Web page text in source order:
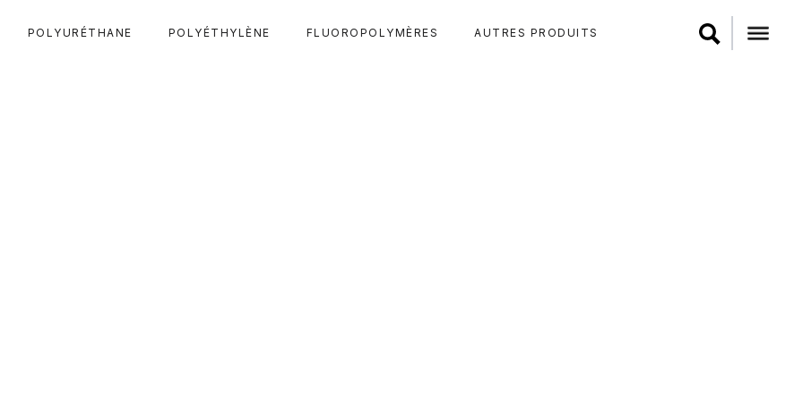
POLYURÉTHANE POLYÉTHYLÈNE FLUOROPOLYMÈRES AUTRES PRODUITS